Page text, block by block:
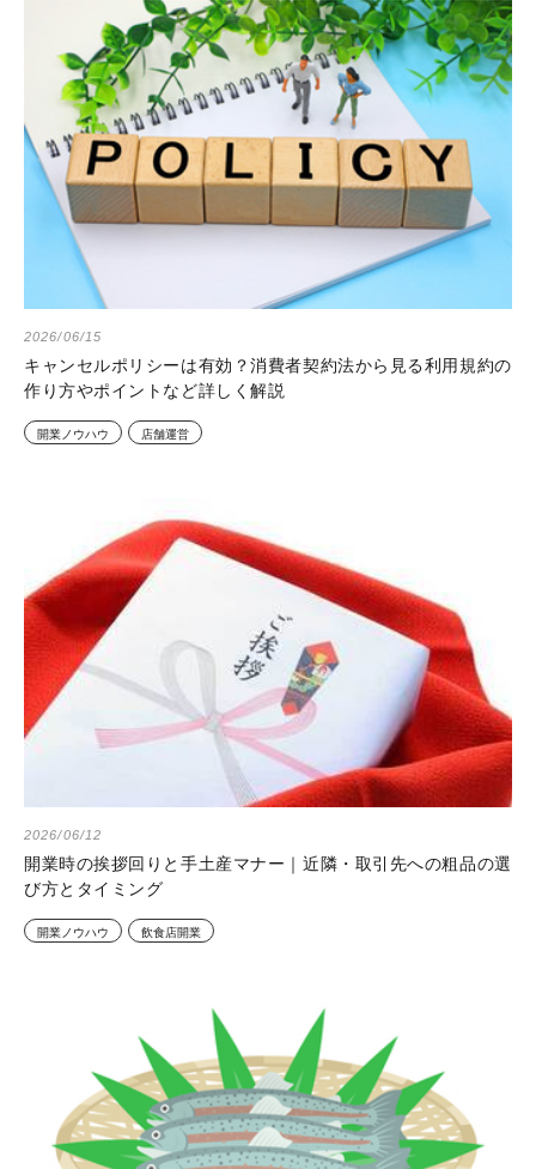
2026/06/15
キャンセルポリシーは有効？消費者契約法から見る利用規約の
作り方やポイントなど詳しく解説
開業ノウハウ 店舗運営
2026/06/12
開業時の挨拶回りと手土産マナー｜近隣・取引先への粗品の選
び方とタイミング
開業ノウハウ 飲食店開業